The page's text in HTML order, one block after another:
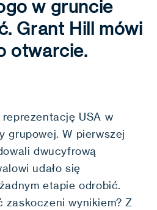
w gruncie
Grant Hill mówi
otwarcie.
USA w
grupowej. W pierwszej
dwucyfrową
udało się
etapie odrobić.
zaskoczeni wynikiem? Z